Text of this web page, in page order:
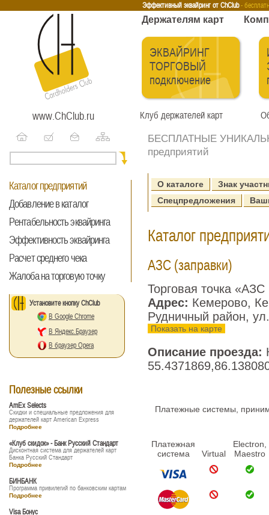
Эффективный эквайринг от ChClub -
Интернет-эквайринг Тренинги Бесплатные сервисы
Держателям карт
ЭКВАЙРИНГ
ТОРГОВЫЙ
подключение
www.ChClub.ru Клуб держателей карт
Каталог предприятий
Добавление в каталог
Рентабельность эквайринга
Эффективность эквайринга
Расчет среднего чека
Жалоба на торговую точку
Установите кнопку ChClub
В Google Chrome
В Яндекс.Браузер
В браузер Opera
Полезные ссылки
AmEx Selects
Скидки и специальные предложения для
держателей карт American Express
Подробнее
«Клуб скидок» - Банк Русский Стандарт
Дисконтная система для держателей карт
Банка Русский Стандарт
Подробнее
БИНБАНК
Программа привилегий по банковским картам
Подробнее
Visa Бонус
БЕСПЛАТНЫЕ
предприятий
О каталоге
Знак
Спецпредложения
Каталог
АЗС (заправки)
Торговая точка
Адрес: Кемерово,
Рудничный район,
Показать на карте
Описание проезда:
Платежные системы,
Платежная
система
Virtual
Electron,
Maestro